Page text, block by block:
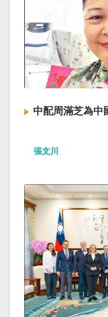
中配周滿芝為中
張文川